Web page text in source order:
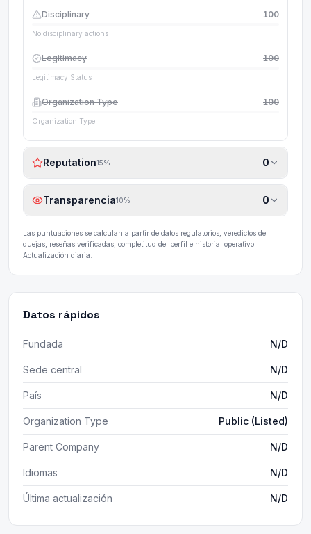
Disciplinary 100
No disciplinary actions
Legitimacy 100
Legitimacy Status
Organization Type 100
Organization Type
Reputation15% 0
Transparencia10% 0
Las puntuaciones se calculan a partir de datos regulatorios, veredictos de
quejas, reseñas verificadas, completitud del perfil e historial operativo.
Actualización diaria.
Datos rápidos
Fundada N/D
Sede central N/D
País N/D
Organization Type Public (Listed)
Parent Company N/D
Idiomas N/D
Última actualización N/D